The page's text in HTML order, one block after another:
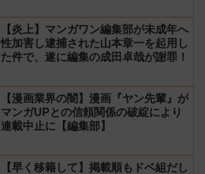
【炎上】マンガワン編集部が未成年へ
性加害し逮捕された山本章一を起用し
た件で、遂に編集の成田卓哉が謝罪！
【漫画業界の闇】漫画『ヤン先輩』が
マンガUPとの信頼関係の破綻により
連載中止に【編集部】
【早く移籍して】掲載順もドベ組だし